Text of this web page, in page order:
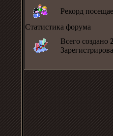
Рекорд
Статистика форума
Всего создано 2